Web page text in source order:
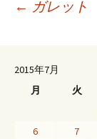
投
稿
ナ
← ガレット
2015年7月
月
火
6
7